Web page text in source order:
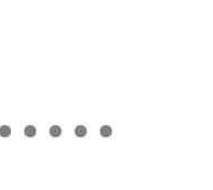
0 1 2